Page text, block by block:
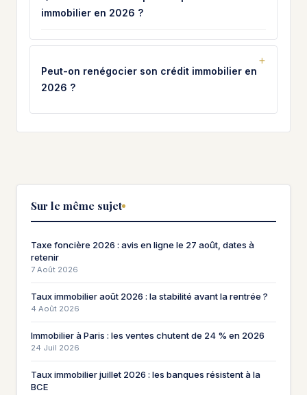
immobilier en 2026 ?
Peut-on renégocier son crédit immobilier en
2026 ?
Sur le même sujet
Taxe foncière 2026 : avis en ligne le 27 août, dates à
retenir
7 Août 2026
Taux immobilier août 2026 : la stabilité avant la rentrée ?
4 Août 2026
Immobilier à Paris : les ventes chutent de 24 % en 2026
24 Juil 2026
Taux immobilier juillet 2026 : les banques résistent à la
BCE